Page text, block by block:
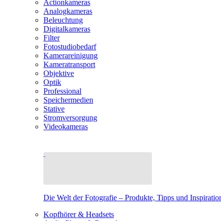
Actionkameras
Analogkameras
Beleuchtung
Digitalkameras
Filter
Fotostudiobedarf
Kamerareinigung
Kameratransport
Objektive
Optik
Professional
Speichermedien
Stative
Stromversorgung
Videokameras
Die Welt der Fotografie – Produkte, Tipps und
Kopfhörer & Headsets